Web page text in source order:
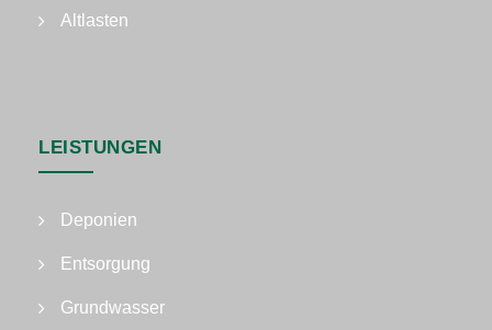
Altlasten
LEISTUNGEN
Deponien
Entsorgung
Grundwasser